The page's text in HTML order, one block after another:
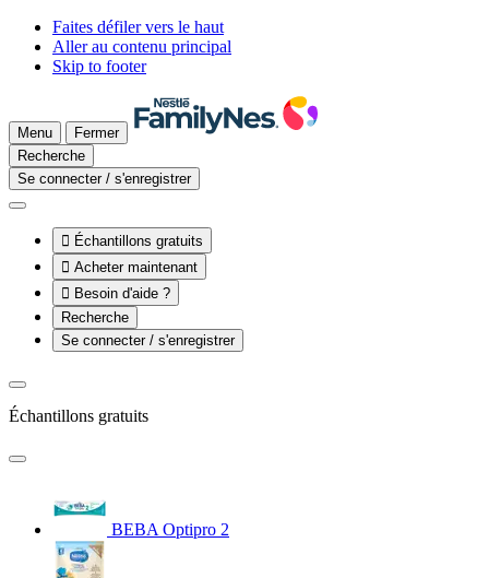
Faites défiler vers le haut
Aller au contenu principal
Skip to footer
Menu
Fermer
Recherche
Se connecter / s'enregistrer
 Échantillons gratuits
 Acheter maintenant
 Besoin d'aide ?
Recherche
Se connecter / s'enregistrer
Échantillons gratuits
BEBA Optipro 2